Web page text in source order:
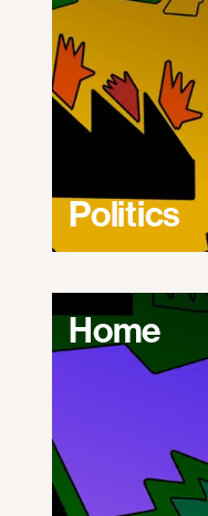
Politics
Home